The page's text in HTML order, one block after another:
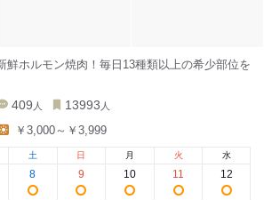
鮮ホルモン焼肉！毎日13種類以上の希少部位を
409 人 13993 人
￥3,000～￥3,999
土
8
日
9
月
10
火
11
水
12